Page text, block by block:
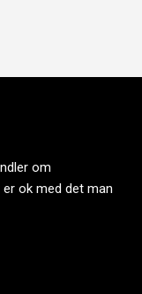
om
ok med det man